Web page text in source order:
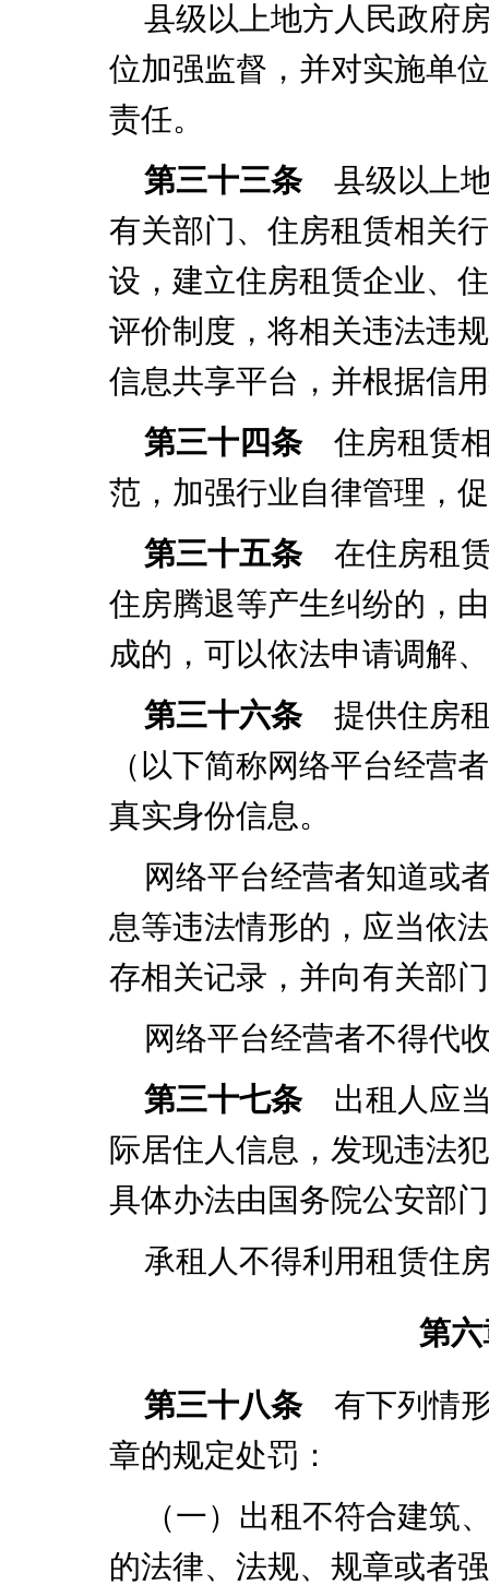
县级以上地方人民政府
位加强监督，并对实施单
责任。
第三十三条县级以上地
有关部门、住房租赁相关
设，建立住房租赁企业、
评价制度，将相关违法违
信息共享平台，并根据信
第三十四条住房租赁相
范，加强行业自律管理，
第三十五条在住房租赁
住房腾退等产生纠纷的，
成的，可以依法申请调解
第三十六条提供住房租
（以下简称网络平台经营
真实身份信息。
网络平台经营者知道或
息等违法情形的，应当依
存相关记录，并向有关部
网络平台经营者不得代
第三十七条出租人应当
际居住人信息，发现违法
具体办法由国务院公安部
承租人不得利用租赁住
第
第三十八条有下列情形
章的规定处罚：
（一）出租不符合建筑
的法律、法规、规章或者